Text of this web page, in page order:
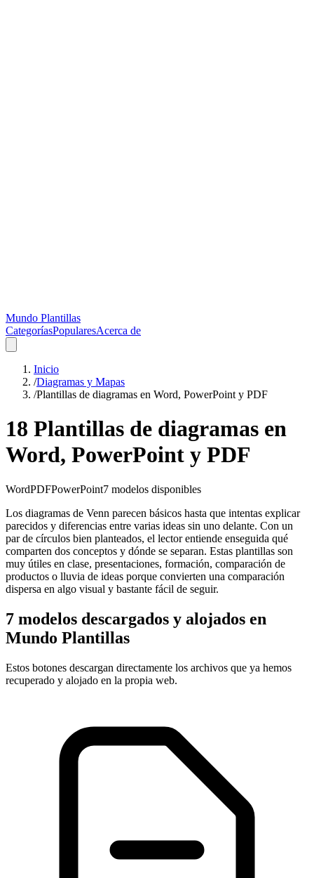
Mundo Plantillas
CategoríasPopularesAcerca de
Inicio
/Diagramas y Mapas
/Plantillas de diagramas en Word, PowerPoint y PDF
18 Plantillas de diagramas en
Word, PowerPoint y PDF
WordPDFPowerPoint7 modelos disponibles
Los diagramas de Venn parecen básicos hasta que intentas explicar
parecidos y diferencias entre varias ideas sin uno delante. Con un
par de círculos bien planteados, el lector entiende enseguida qué
comparten dos conceptos y dónde se separan. Estas plantillas son
muy útiles en clase, presentaciones, formación, comparación de
productos o lluvia de ideas porque convierten una comparación
dispersa en algo visual y bastante fácil de seguir.
7 modelos descargados y alojados en
Mundo Plantillas
Estos botones descargan directamente los archivos que ya hemos
recuperado y alojado en la propia web.